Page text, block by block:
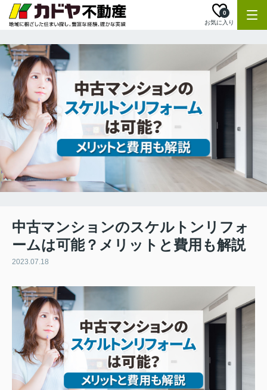
お気に入り
0
中古マンションのスケルトンリフォ
ームは可能？メリットと費用も解説
2023.07.18